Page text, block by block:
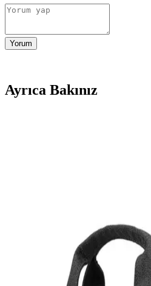
Yorum
Ayrıca Bakınız
USB Flash Sürücüleri ve
Hakkında Kapsamlı Bilgi
USB flash sürücüleri kullanırken
sorunlarının nedenleri ve çözümleri
değişimi, disk yönetimi ve sürücü